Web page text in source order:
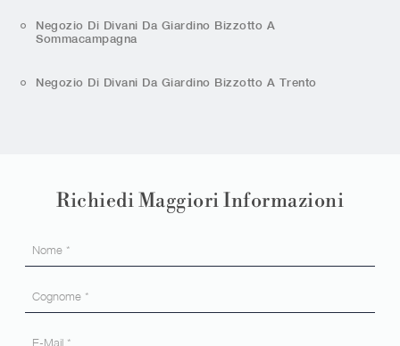
Negozio Di Divani Da Giardino Bizzotto A
Sommacampagna
Negozio Di Divani Da Giardino Bizzotto A Trento
Richiedi Maggiori Informazioni